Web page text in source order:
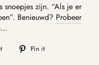
snoepjes zijn. “Als je er
Benieuwd? Probeer
Tweet Pin it